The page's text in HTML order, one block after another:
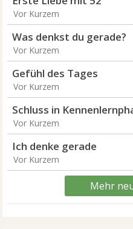
Vor Kurzem
Was denkst du gerade?
Vor Kurzem
Gefühl des Tages
Vor Kurzem
Schluss in
Vor Kurzem
Ich denke gerade
Vor Kurzem
Mehr